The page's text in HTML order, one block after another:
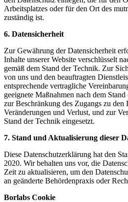
Arbeitsplatzes oder für den Ort des
zuständig ist.
6. Datensicherheit
Zur Gewährung der Datensicherheit
Inhalte unserer Website verschlüsselt
gemäß dem Stand der Technik. Zur
von uns und den beauftragten
entsprechende vertragliche
geeignete Maßnahmen nach dem
zur Beschränkung des Zugangs zu den
Veränderungen und Verlust, und zur
Stand der Technik eingesetzt.
7. Stand und Aktualisierung dieser
Diese Datenschutzerklärung hat den
2020. Wir behalten uns vor, die
Zeit zu aktualisieren, um den
an geänderte Behördenpraxis oder
Borlabs Cookie